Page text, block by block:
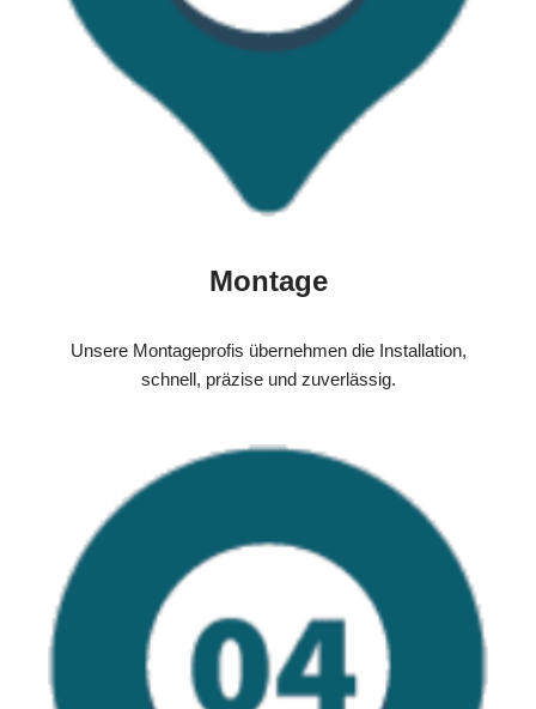
Montage
Unsere Montageprofis übernehmen die Installation,
schnell, präzise und zuverlässig.